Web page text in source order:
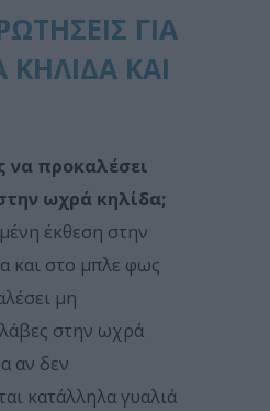
ΓΙΑ
ΚΑΙ
να προκαλέσει
ωχρά κηλίδα;
έκθεση στην
και στο μπλε φως
μη
στην ωχρά
αν δεν
κατάλληλα γυαλιά